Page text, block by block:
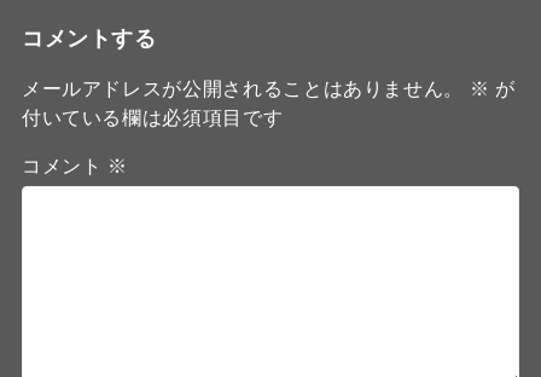
コメントする
メールアドレスが公開されることはありません。 ※ が
付いている欄は必須項目です
コメント ※